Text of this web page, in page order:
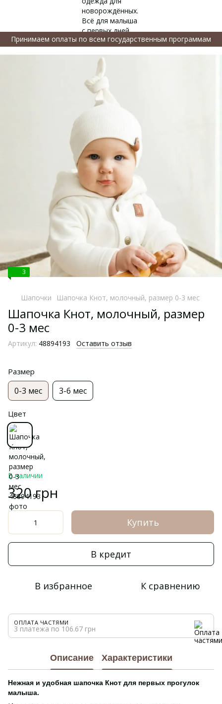
Принимаем оплаты по всем государственным программам
3
Шапочки Шапочка Кнот, молочный, размер 0-3 мес
Шапочка Кнот, молочный, размер
0-3 мес
Артикул: 48894193 Оставить отзыв
Размер
0-3 мес 3-6 мес
Цвет
В наличии
320 грн
Купить
В кредит
В избранное К сравнению
ОПЛАТА ЧАСТЯМИ
3 платежа по 106.67 грн
Описание Характеристики
Нежная и удобная шапочка Кнот для первых прогулок
малыша.